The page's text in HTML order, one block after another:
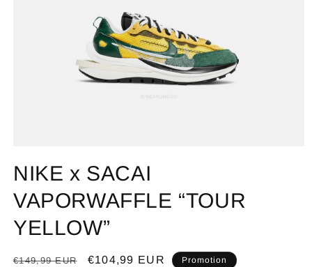
NIKE x SACAI
VAPORWAFFLE “TOUR
YELLOW”
Prix
€149,99 EUR
Prix
€104,99 EUR Promotion